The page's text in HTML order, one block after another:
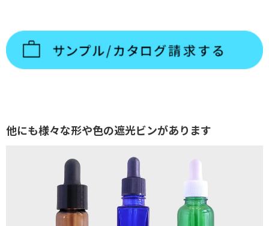
他にも様々な形や色の遮光ビンがあります